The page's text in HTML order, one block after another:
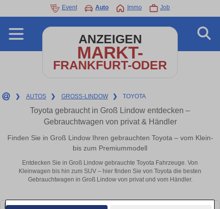
Event Auto Immo Job
ANZEIGEN
MARKT-
FRANKFURT-ODER
❯ AUTOS ❯ GROSS-LINDOW ❯ TOYOTA
Toyota gebraucht in Groß Lindow entdecken –
Gebrauchtwagen von privat & Händler
Finden Sie in Groß Lindow Ihren gebrauchten Toyota – vom Klein-
bis zum Premiummodell
Entdecken Sie in Groß Lindow gebrauchte Toyota Fahrzeuge. Von
Kleinwagen bis hin zum SUV – hier finden Sie von Toyota die besten
Gebrauchtwagen in Groß Lindow von privat und vom Händler.